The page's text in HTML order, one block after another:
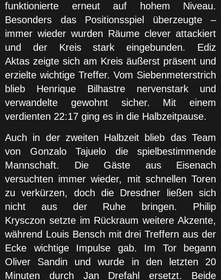
funktionierte erneut auf hohem Niveau.
Besonders das Positionsspiel überzeugte –
immer wieder wurden Räume clever attackiert
und der Kreis stark eingebunden. Ediz
Aktas zeigte sich am Kreis äußerst präsent und
erzielte wichtige Treffer. Vom Siebenmeterstrich
blieb Henrique Bilhastre nervenstark und
verwandelte gewohnt sicher. Mit einem
verdienten 22:17 ging es in die Halbzeitpause.
Auch in der zweiten Halbzeit blieb das Team
von Gonzalo Tajuelo die spielbestimmende
Mannschaft. Die Gäste aus Eisenach
versuchten immer wieder, mit schnellen Toren
zu verkürzen, doch die Dresdner ließen sich
nicht aus der Ruhe bringen. Philip
Krysczon setzte im Rückraum weitere Akzente,
während Louis Bensch mit drei Treffern aus der
Ecke wichtige Impulse gab. Im Tor begann
Oliver Sandin und wurde in den letzten 20
Minuten durch Jan Drefahl ersetzt. Beide